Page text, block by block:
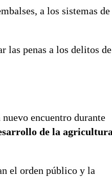
a los sistemas de
las penas a los delitos de
encuentro durante
de la agricultura
el orden público y la